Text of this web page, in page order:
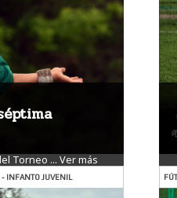
Torneo ... Ver más
- INFANTO JUVENIL